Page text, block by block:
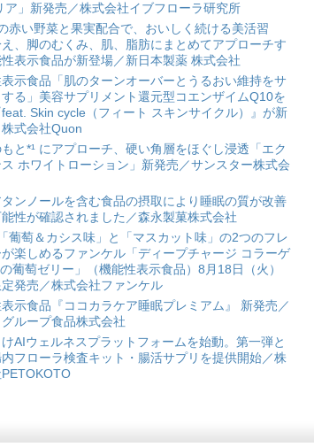
ア」新発売／株式会社イブフローラ研究所
赤い野菜と果実配合で、おいしく続ける美活習
、脚のむくみ、肌、脂肪にまとめてアプローチす
性表示食品が新登場／新日本製薬 株式会社
示食品「肌のターンオーバーとうるおい維持をサ
る」美容サプリメント還元型コエンザイムQ10を
Skin cycle（フィート スキンサイクル）』が新
式会社Quon
と*¹ にアプローチ、硬い角層をほぐし浸透「エク
ホワイトローション」新発売／サンスター株式会
タンノールを含む食品の摂取により睡眠の質が改善
性が確認されました／森永製菓株式会社
葡萄＆カシス味」と「マスカット味」の2つのフレ
楽しめるファンケル「ディープチャージ コラーゲ
葡萄ゼリー」（機能性表示食品）8月18日（火）
発売／株式会社ファンケル
示食品『ココカラケア睡眠プレミアム』 新発売／
ループ食品株式会社
AIウェルネスプラットフォームを始動。第一弾と
内フローラ検査キット・腸活サプリを提供開始／株